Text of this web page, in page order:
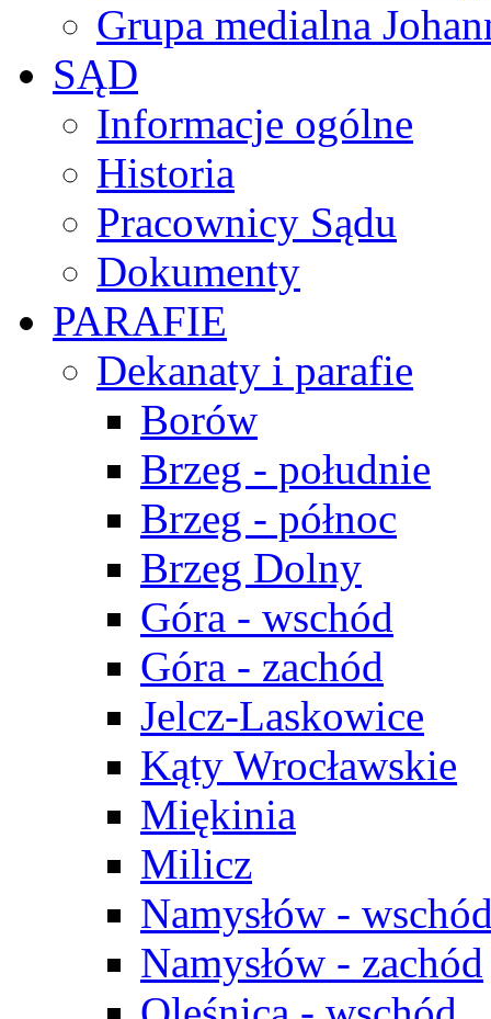
Grupa medialna
SĄD
Informacje ogólne
Historia
Pracownicy Sądu
Dokumenty
PARAFIE
Dekanaty i parafie
Borów
Brzeg - południe
Brzeg - północ
Brzeg Dolny
Góra - wschód
Góra - zachód
Jelcz-Laskowice
Kąty Wrocławskie
Miękinia
Milicz
Namysłów -
Namysłów - zachód